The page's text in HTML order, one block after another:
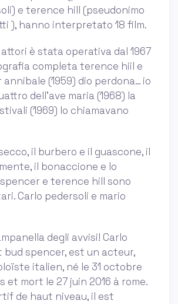
e terence hill (pseudonimo
), hanno interpretato 18 film.
è stata operativa dal 1967
completa terence hiil e
(1959) dio perdona… io
dell’ave maria (1968) la
(1969) lo chiamavano
il burbero e il guascone, il
il bonaccione e lo
e terence hill sono
Carlo pedersoli e mario
degli avvisi! Carlo
bud spencer, est un acteur,
italien, né le 31 octobre
et mort le 27 juin 2016 à rome.
de haut niveau, il est